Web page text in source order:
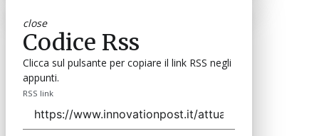
close
Codice Rss
Clicca sul pulsante per copiare il link RSS negli
appunti.
RSS link